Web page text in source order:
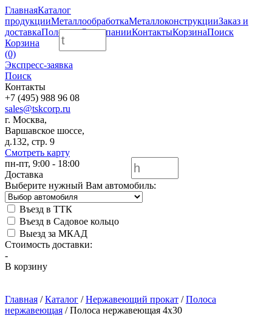
ГлавнаяКаталог
продукцииМеталлообработкаМеталлоконструкцииЗаказ и
доставкаПолезноеО компанииКонтактыКорзинаПоиск
Корзина
(0)
Экспресс-заявка
Поиск
Контакты
+7 (495) 988 96 08
sales@tskcorp.ru
г. Москва,
Варшавское шоссе,
д.132, стр. 9
Смотреть карту
пн-пт, 9:00 - 18:00
Доставка
Выберите нужный Вам автомобиль:
Въезд в ТТК
Въезд в Садовое кольцо
Выезд за МКАД
Стоимость доставки:
-
В корзину
Главная /Каталог /Нержавеющий прокат /Полоса
нержавеющая /Полоса нержавеющая 4х30